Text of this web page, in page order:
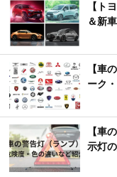
【ト
＆新
【車
ーク
【車
示灯